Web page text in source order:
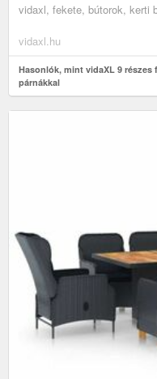
vidaxl, fekete, bútorok, kerti
vidaxl.hu
Hasonlók, mint vidaXL 9
párnákkal